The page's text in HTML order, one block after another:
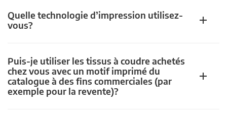
Quelle technologie d’impression utilisez-
vous?
Puis-je utiliser les tissus à coudre achetés
chez vous avec un motif imprimé du
catalogue à des fins commerciales (par
exemple pour la revente)?